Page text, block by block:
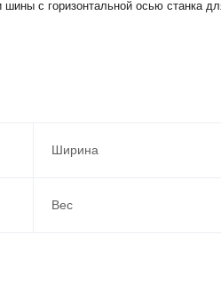
шины с горизонтальной осью станка
Ширина
Вес